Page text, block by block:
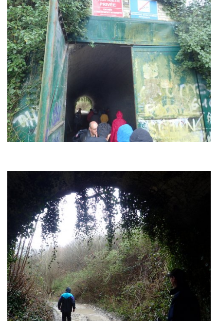
Maintien des acquis
Guide de palanquée N4
Initiateur
Moniteur Fédéral
Organisation
Responsables
Fosse
Sorties techniques
APNEE
Sorties 2024
Sorties 2023
Sorties 2022
Sorties 2021
Sorties 2020
Sorties 2019
Sorties 2018